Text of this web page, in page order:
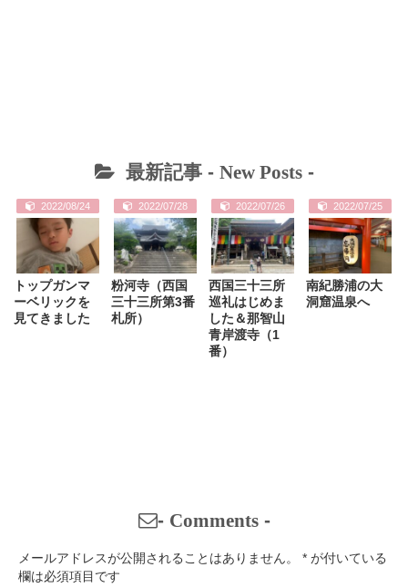
最新記事 - New Posts-
2022/08/24
トップガンマ
ーベリックを
見てきました
2022/07/28
粉河寺（西国
三十三所第3番
札所）
2022/07/26
西国三十三所
巡礼はじめま
した＆那智山
青岸渡寺（1
番）
2022/07/25
南紀勝浦の大
洞窟温泉へ
- Comments-
メールアドレスが公開されることはありません。 * が付いている
欄は必須項目です